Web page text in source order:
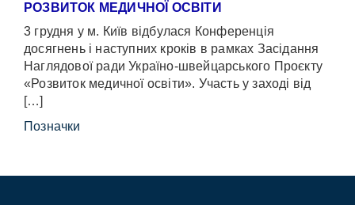
РОЗВИТОК МЕДИЧНОЇ ОСВІТИ
3 грудня у м. Київ відбулася Конференція
досягнень і наступних кроків в рамках Засідання
Наглядової ради Україно-швейцарського Проєкту
«Розвиток медичної освіти». Участь у заході від
[…]
Позначки